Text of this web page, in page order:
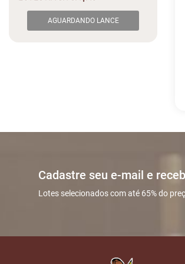
AGUARDANDO LANCE
Cadastre seu e-mail e
Lotes selecionados com até 65% do